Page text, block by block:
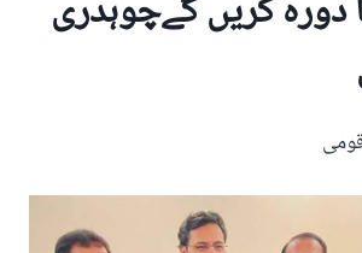
دورہ کریں گےچوہدری